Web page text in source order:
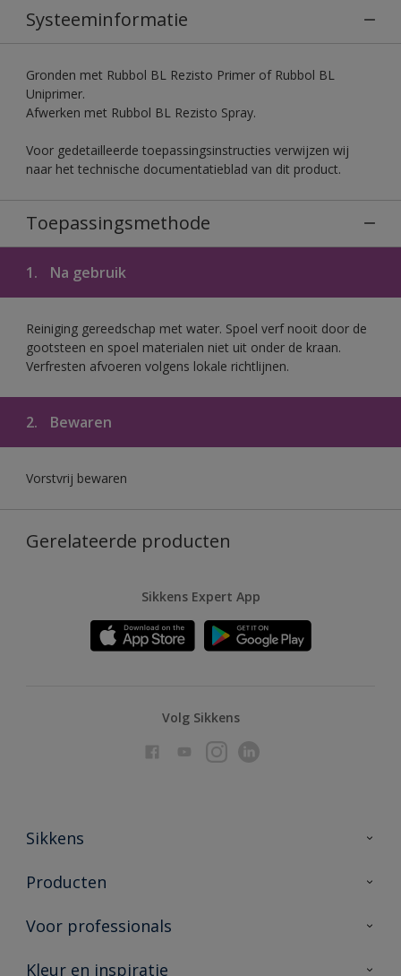
Systeeminformatie
Gronden met Rubbol BL Rezisto Primer of Rubbol BL
Uniprimer.
Afwerken met Rubbol BL Rezisto Spray.
Voor gedetailleerde toepassingsinstructies verwijzen wij
naar het technische documentatieblad van dit product.
Toepassingsmethode
1. Na gebruik
Reiniging gereedschap met water. Spoel verf nooit door de
gootsteen en spoel materialen niet uit onder de kraan.
Verfresten afvoeren volgens lokale richtlijnen.
2. Bewaren
Vorstvrij bewaren
Gerelateerde producten
Sikkens Expert App
Volg Sikkens
Sikkens
Over Sikkens
Duurzaamheid
Producten
Producten voor binnen
Voor professionals
Advies & service
Kleur en inspiratie